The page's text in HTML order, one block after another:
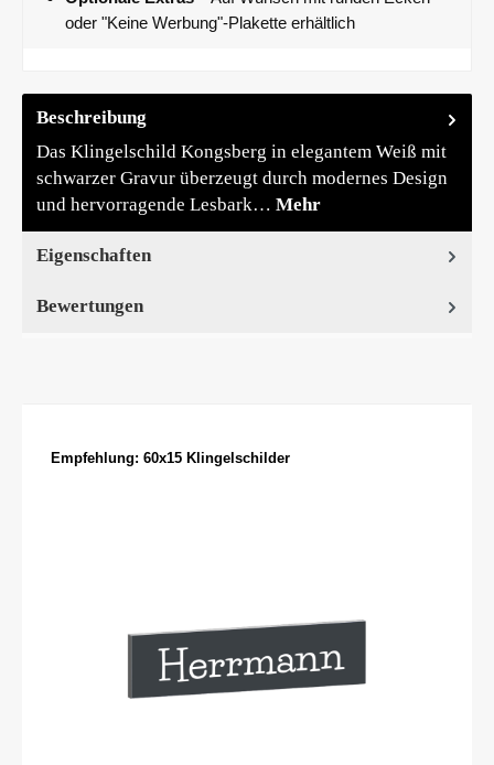
oder "Keine Werbung"-Plakette erhältlich
Beschreibung
Das Klingelschild Kongsberg in elegantem Weiß mit
schwarzer Gravur überzeugt durch modernes Design
und hervorragende Lesbark… Mehr
Eigenschaften
Bewertungen
Produktgalerie überspringen
Empfehlung: 60x15 Klingelschilder